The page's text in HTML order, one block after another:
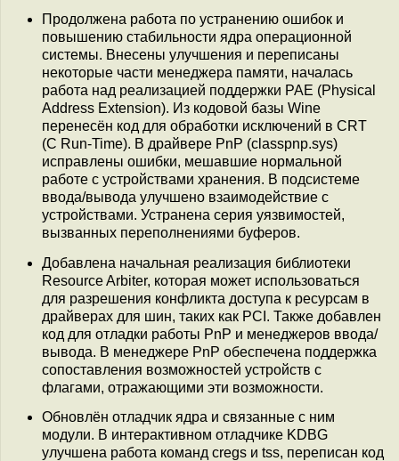
Продолжена работа по устранению ошибок и
повышению стабильности ядра операционной
системы. Внесены улучшения и переписаны
некоторые части менеджера памяти, началась
работа над реализацией поддержки PAE (Physical
Address Extension). Из кодовой базы Wine
перенесён код для обработки исключений в CRT
(C Run-Time). В драйвере PnP (classpnp.sys)
исправлены ошибки, мешавшие нормальной
работе с устройствами хранения. В подсистеме
ввода/вывода улучшено взаимодействие с
устройствами. Устранена серия уязвимостей,
вызванных переполнениями буферов.
Добавлена начальная реализация библиотеки
Resource Arbiter, которая может использоваться
для разрешения конфликта доступа к ресурсам в
драйверах для шин, таких как PCI. Также добавлен
код для отладки работы PnP и менеджеров ввода/
вывода. В менеджере PnP обеспечена поддержка
сопоставления возможностей устройств с
флагами, отражающими эти возможности.
Обновлён отладчик ядра и связанные с ним
модули. В интерактивном отладчике KDBG
улучшена работа команд cregs и tss, переписан код